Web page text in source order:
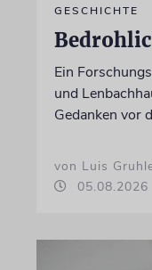
GESCHICHTE
Ein
und
Gedanken vor
von Luis
05.08.2026